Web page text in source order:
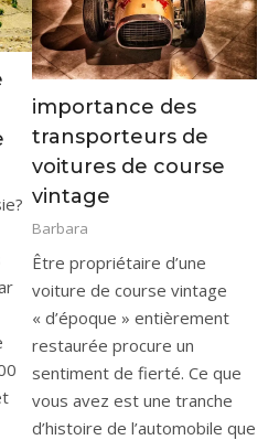
importance des
transporteurs de
voitures de course
vintage
Barbara
Être propriétaire d’une
voiture de course vintage
« d’époque » entièrement
restaurée procure un
sentiment de fierté. Ce que
vous avez est une tranche
d’histoire de l’automobile que